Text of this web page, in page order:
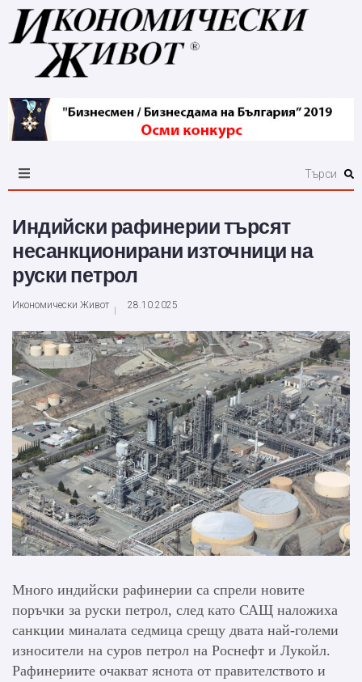
Индийски рафинерии търсят
несанкционирани източници на
руски петрол
Икономически Живот 28.10.2025
Много индийски рафинерии са спрели новите
поръчки за руски петрол, след като САЩ наложиха
санкции миналата седмица срещу двата най-големи
износители на суров петрол на Роснефт и Лукойл.
Рафинериите очакват яснота от правителството и